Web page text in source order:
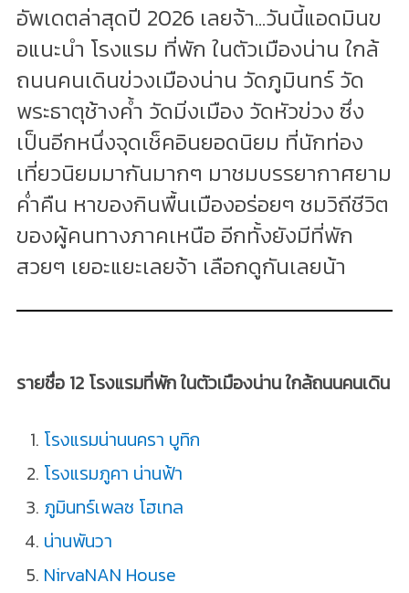
อัพเดตล่าสุดปี 2026 เลยจ้า...วันนี้แอดมินข
อแนะนำ โรงแรม ที่พัก ในตัวเมืองน่าน ใกล้
ถนนคนเดินข่วงเมืองน่าน วัดภูมินทร์ วัด
พระธาตุช้างค้ำ วัดมิ่งเมือง วัดหัวข่วง ซึ่ง
เป็นอีกหนึ่งจุดเช็คอินยอดนิยม ที่นักท่อง
เที่ยวนิยมมากันมากๆ มาชมบรรยากาศยาม
ค่ำคืน หาของกินพื้นเมืองอร่อยๆ ชมวิถีชีวิต
ของผู้คนทางภาคเหนือ อีกทั้งยังมีที่พัก
สวยๆ เยอะแยะเลยจ้า เลือกดูกันเลยน้า
รายชื่อ 12 โรงแรมที่พัก ในตัวเมืองน่าน ใกล้ถนนคนเดิน
โรงแรมน่านนครา บูทิก
โรงแรมภูคา น่านฟ้า
ภูมินทร์เพลซ โฮเทล
น่านพันวา
NirvaNAN House